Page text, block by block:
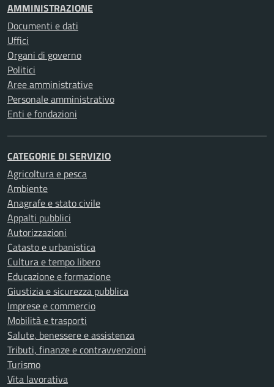
AMMINISTRAZIONE
Documenti e dati
Uffici
Organi di governo
Politici
Aree amministrative
Personale amministrativo
Enti e fondazioni
CATEGORIE DI SERVIZIO
Agricoltura e pesca
Ambiente
Anagrafe e stato civile
Appalti pubblici
Autorizzazioni
Catasto e urbanistica
Cultura e tempo libero
Educazione e formazione
Giustizia e sicurezza pubblica
Imprese e commercio
Mobilità e trasporti
Salute, benessere e assistenza
Tributi, finanze e contravvenzioni
Turismo
Vita lavorativa